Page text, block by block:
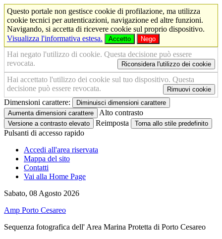
Questo portale non gestisce cookie di profilazione, ma utilizza
cookie tecnici per autenticazioni, navigazione ed altre funzioni.
Navigando, si accetta di ricevere cookie sul proprio dispositivo.
Visualizza l'informativa estesa.
Accetto Nego
Hai negato l'utilizzo di cookie. Questa decisione può essere
revocata.
Riconsidera l'utilizzo dei cookie
Hai accettato l'utilizzo dei cookie sul tuo dispositivo. Questa
decisione può essere revocata.
Rimuovi cookie
Dimensioni carattere:
Diminuisci dimensioni carattere
Aumenta dimensioni carattere
Alto contrasto
Versione a contrasto elevato Reimposta Torna allo stile predefinito
Pulsanti di accesso rapido
Accedi all'area riservata
Mappa del sito
Contatti
Vai alla Home Page
Sabato, 08 Agosto 2026
Amp Porto Cesareo
Sequenza fotografica dell' Area Marina Protetta di Porto Cesareo